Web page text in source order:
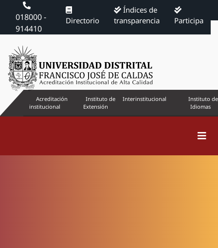
018000 -
914410
Directorio
Índices de
transparencia
Participa
Acreditación
institucional
Instituto de
Extensión
Interinstitucional
Instituto de
Idiomas